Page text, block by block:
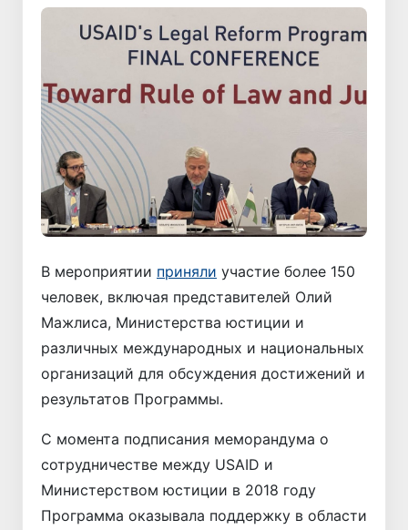
В мероприятии приняли участие более 150
человек, включая представителей Олий
Мажлиса, Министерства юстиции и
различных международных и национальных
организаций для обсуждения достижений и
результатов Программы.
С момента подписания меморандума о
сотрудничестве между USAID и
Министерством юстиции в 2018 году
Программа оказывала поддержку в области